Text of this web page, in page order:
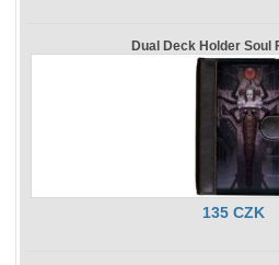
Dual Deck Holder Soul
135 CZK